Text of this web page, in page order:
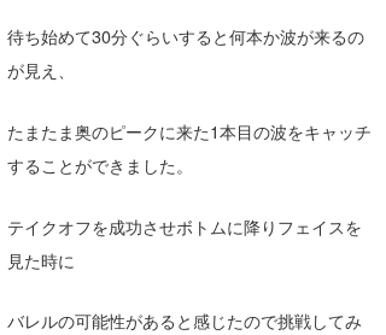
待ち始めて30分ぐらいすると何本か波が来るの
が見え、
たまたま奥のピークに来た1本目の波をキャッチ
することができました。
テイクオフを成功させボトムに降りフェイスを
見た時に
バレルの可能性があると感じたので挑戦してみ